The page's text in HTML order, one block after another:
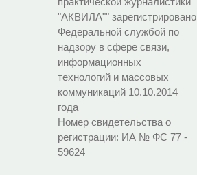
"АКВИЛА"" зарегистрировано
Федеральной службой по
надзору в сфере связи,
информационных
технологий и массовых
коммуникаций 10.10.2014
года
Номер свидетельства о
регистрации: ИА № ФС 77 -
59624